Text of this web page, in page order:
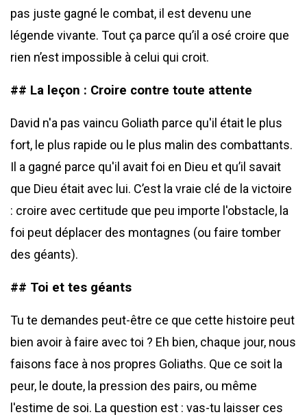
pas juste gagné le combat, il est devenu une
légende vivante. Tout ça parce qu’il a osé croire que
rien n’est impossible à celui qui croit.
## La leçon : Croire contre toute attente
David n'a pas vaincu Goliath parce qu'il était le plus
fort, le plus rapide ou le plus malin des combattants.
Il a gagné parce qu'il avait foi en Dieu et qu’il savait
que Dieu était avec lui. C’est la vraie clé de la victoire
: croire avec certitude que peu importe l'obstacle, la
foi peut déplacer des montagnes (ou faire tomber
des géants).
## Toi et tes géants
Tu te demandes peut-être ce que cette histoire peut
bien avoir à faire avec toi ? Eh bien, chaque jour, nous
faisons face à nos propres Goliaths. Que ce soit la
peur, le doute, la pression des pairs, ou même
l'estime de soi. La question est : vas-tu laisser ces